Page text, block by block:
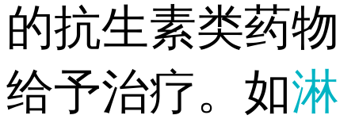
的抗生素类药物
给予治疗。如淋